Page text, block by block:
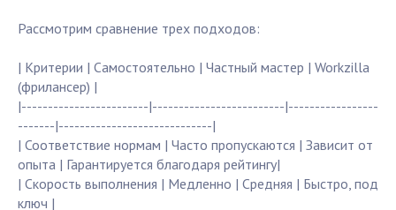
Рассмотрим сравнение трех подходов:
| Критерии | Самостоятельно | Частный мастер | Workzilla
(фрилансер) |
|------------------------|-------------------------|-----------------
-------|-----------------------------|
| Соответствие нормам | Часто пропускаются | Зависит от
опыта | Гарантируется благодаря рейтингу|
| Скорость выполнения | Медленно | Средняя | Быстро, под
ключ |